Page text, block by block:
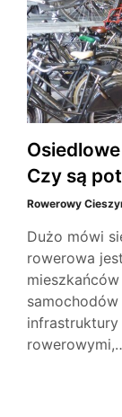
Czy są
Rowerowy
Dużo mówi
rowerowa